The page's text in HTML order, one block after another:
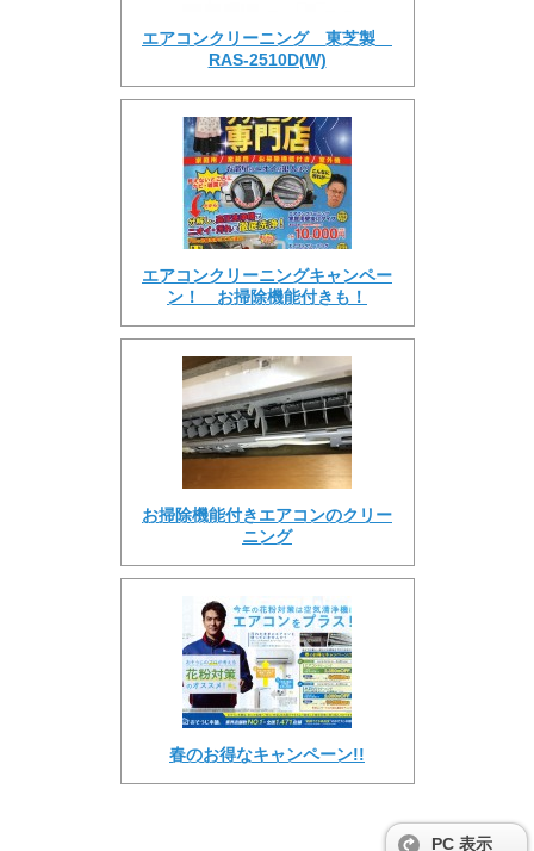
エアコンクリーニング 東芝製
RAS-2510D(W)
エアコンクリーニングキャンペー
ン！ お掃除機能付きも！
お掃除機能付きエアコンのクリー
ニング
春のお得なキャンペーン!!
PC 表示